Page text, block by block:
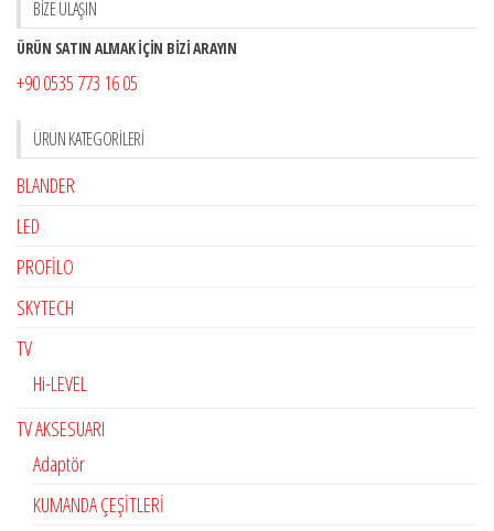
BİZE ULAŞIN
ÜRÜN SATIN ALMAK İÇİN BİZİ ARAYIN
+90 0535 773 16 05
ÜRÜN KATEGORILERI
BLANDER
LED
PROFİLO
SKYTECH
TV
Hi-LEVEL
TV AKSESUARI
Adaptör
KUMANDA ÇEŞİTLERİ